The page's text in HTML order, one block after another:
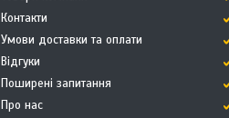
Контакти
Умови доставки та оплати
Відгуки
Поширені запитання
Про нас